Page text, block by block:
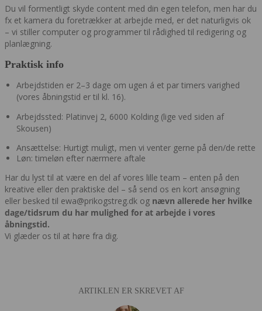
Du vil formentligt skyde content med din egen telefon, men har du
fx et kamera du foretrækker at arbejde med, er det naturligvis ok
– vi stiller computer og programmer til rådighed til redigering og
planlægning.
Praktisk info
Arbejdstiden er 2–3 dage om ugen á et par timers varighed
(vores åbningstid er til kl. 16).
Arbejdssted: Platinvej 2, 6000 Kolding (lige ved siden af
Skousen)
Ansættelse: Hurtigt muligt, men vi venter gerne på den/de rette
Løn: timeløn efter nærmere aftale
Har du lyst til at være en del af vores lille team – enten på den
kreative eller den praktiske del – så send os en kort ansøgning
eller besked til ewa@prikogstreg.dk og nævn allerede her hvilke
dage/tidsrum du har mulighed for at arbejde i vores
åbningstid.
Vi glæder os til at høre fra dig.
ARTIKLEN ER SKREVET AF